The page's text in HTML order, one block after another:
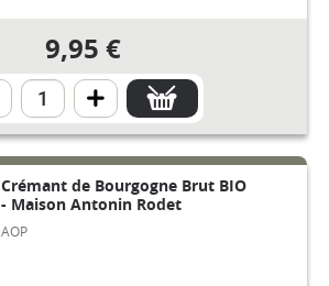
9,95 €
Crémant de Bourgogne Brut BIO
- Maison Antonin Rodet
AOP